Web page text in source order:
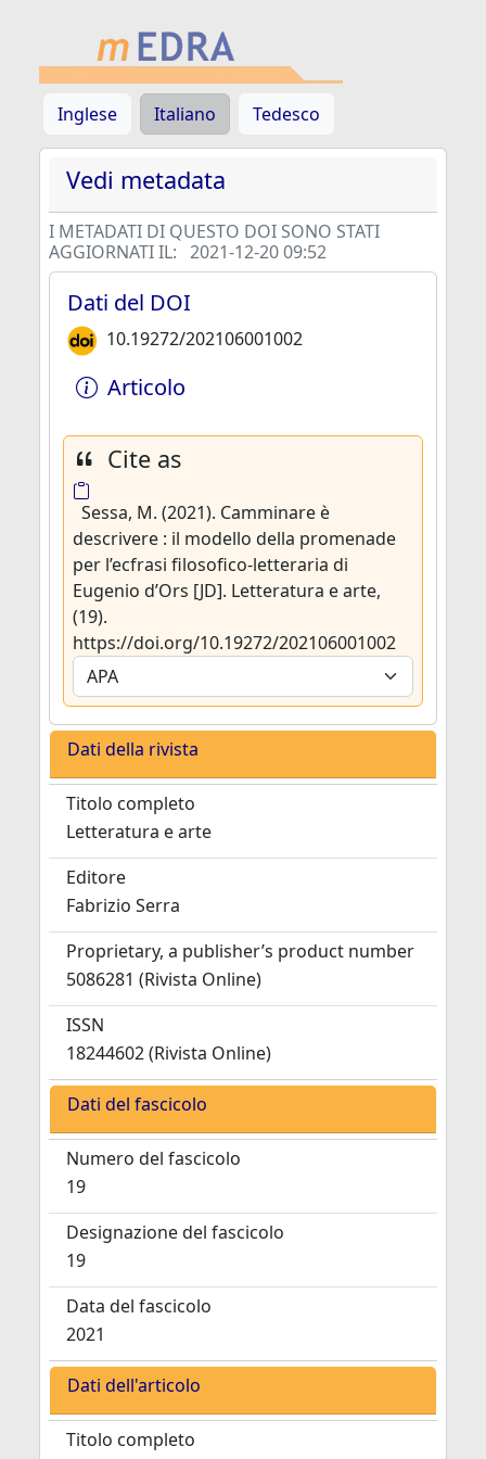
Inglese Italiano Tedesco
Vedi metadata
I METADATI DI QUESTO DOI SONO STATI
AGGIORNATI IL: 2021-12-20 09:52
Dati del DOI
10.19272/202106001002
Articolo
Cite as
Sessa, M. (2021). Camminare è
descrivere : il modello della promenade
per l’ecfrasi filosofico-letteraria di
Eugenio d’Ors [JD]. Letteratura e arte,
(19).
https://doi.org/10.19272/202106001002
Dati della rivista
Titolo completo
Letteratura e arte
Editore
Fabrizio Serra
Proprietary, a publisher’s product number
5086281 (Rivista Online)
ISSN
18244602 (Rivista Online)
Dati del fascicolo
Numero del fascicolo
19
Designazione del fascicolo
19
Data del fascicolo
2021
Dati dell'articolo
Titolo completo